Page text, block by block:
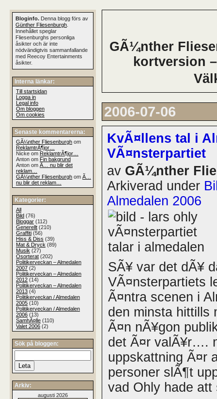
GÃ¼nther
kortversion
2006-07-06
KvÃ¤llens tal i
VÃ¤nsterpartiet
av GÃ¼nther
Arkiverad under
Almedalen 2006
SÃ¥ var det dÃ¥
VÃ¤nsterpartiets
Ã¤ntra scenen i
den minsta hittills
Ã¤n nÃ¥gon
det Ã¤r valÃ¥r….
uppskattning Ã¤r
personer slÃ¶t
vad Ohly hade att
Bloginfo. Denna blogg förs av
Günther Fliesenburgh
Innehållet speglar
Fliesenburghs personliga
åsikter och är inte
nödvändigtvis sammanfallande
med Reecoy Entertainments
åsikter.
Interna länkar:
Till startsidan
Logga in
Legal info
Om bloggen
Om cookies
Senaste kommentarerna:
GÃ¼nther Fliesenburgh om
ReklamtrÃ¶jor…
Nicke om ReklamtrÃ¶jor…
Anton om Fin bakgrund
Anton om Ã… nu blir det
reklam…
GÃ¼nther Fliesenburgh om Ã…
nu blir det reklam…
Kategorier:
All
Bild (76)
Bloggar (112)
Generellt (210)
Graffiti (56)
Hiss & Diss (39)
Mat & Dryck (89)
Musik (27)
Osorterat (202)
Politikerveckan – Almedalen
2007 (2)
Politikerveckan – Almedalen
2012 (14)
Politikerveckan – Almedalen
2013 (4)
Politikerveckan / Almedalen
2005 (10)
Politikerveckan / Almedalen
2006 (13)
SamhÃ¤lle (110)
Valet 2006 (2)
Sök på bloggen:
Arkiv:
augusti 2026